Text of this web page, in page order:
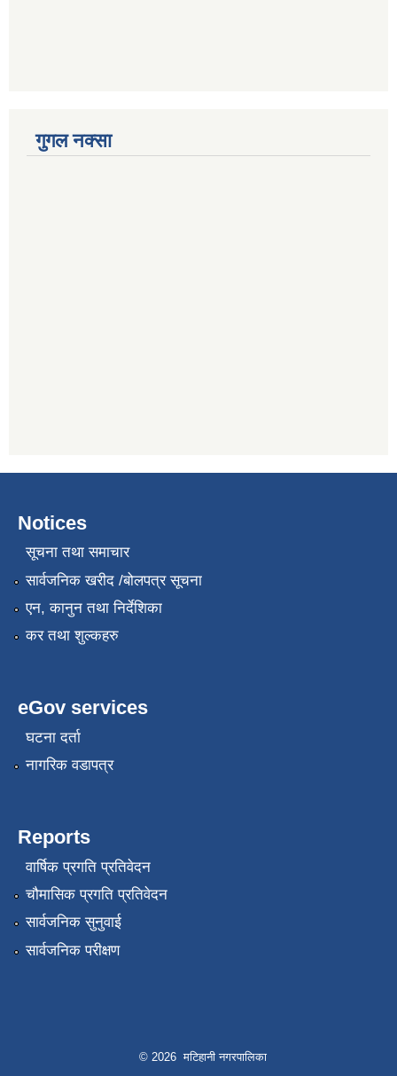
गुगल नक्सा
Notices
सूचना तथा समाचार
सार्वजनिक खरीद /बोलपत्र सूचना
एन, कानुन तथा निर्देशिका
कर तथा शुल्कहरु
eGov services
घटना दर्ता
नागरिक वडापत्र
Reports
वार्षिक प्रगति प्रतिवेदन
चौमासिक प्रगति प्रतिवेदन
सार्वजनिक सुनुवाई
सार्वजनिक परीक्षण
© 2026 मटिहानी नगरपालिका